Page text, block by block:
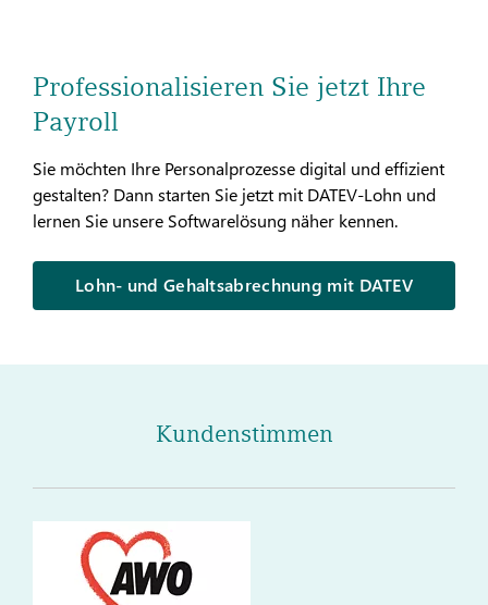
Professionalisieren Sie jetzt Ihre
Payroll
Sie möchten Ihre Personalprozesse digital und effizient
gestalten? Dann starten Sie jetzt mit DATEV-Lohn und
lernen Sie unsere Softwarelösung näher kennen.
Lohn- und Gehaltsabrechnung mit DATEV
Kundenstimmen